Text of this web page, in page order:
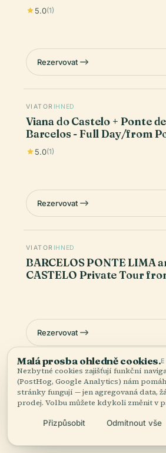
5.0(1)
Rezervovat
VIATOR IHNED
Viana do Castelo + Ponte
Barcelos - Full Day/from
5.0(1)
Rezervovat
VIATOR IHNED
BARCELOS PONTE LIMA
CASTELO Private Tour
Rezervovat
Ceny jsou orientační — konečná cena a
u pokladny. Audiala může z rezervací
odkazy získat provizi.
Malá prosba ohledně cookies.
Nezbytné cookies zajišťují funkční
(PostHog, Google Analytics) nám
stránky fungují — jen agregovaná data,
prodej. Volbu můžete kdykoli změnit v
Přizpůsobit Odmítnout vše